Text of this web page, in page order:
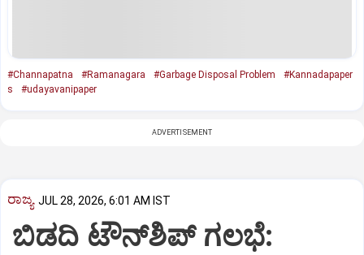
#Channapatna #Ramanagara #Garbage Disposal Problem
#Kannadapaper
s
#udayavanipaper
ADVERTISEMENT
ರಾಜ್ಯ JUL 28, 2026, 6:01 AM IST
ಬಿಡದಿ ಟೌನ್‌ಶಿಪ್‌ ಗಲಭೆ: